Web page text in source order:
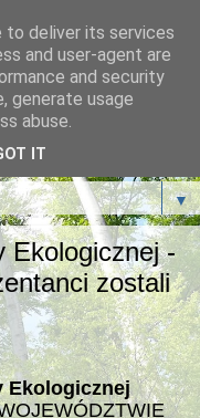
▼
Ekologicznej -
zostali
Ekologicznej
to deliver its services
and user-agent are
and security
generate usage
abuse.
IT